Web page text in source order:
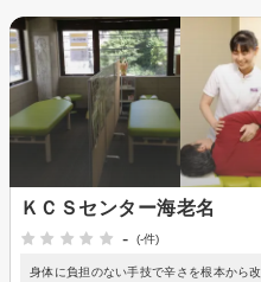
ＫＣＳセンター海老名
-
(-件)
身体に負担のない手技で辛さを根本から